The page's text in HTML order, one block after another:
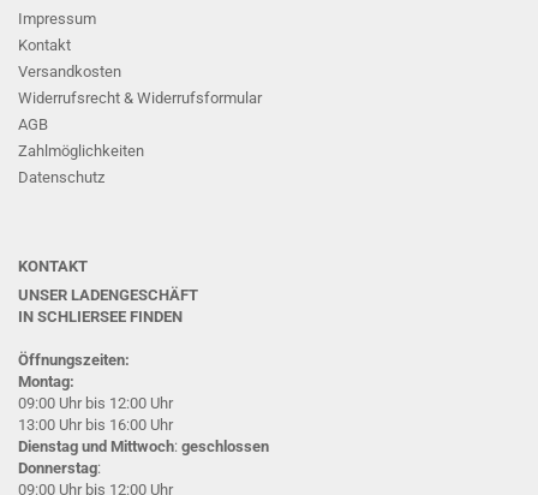
Impressum
Kontakt
Versandkosten
Widerrufsrecht & Widerrufsformular
AGB
Zahlmöglichkeiten
Datenschutz
KONTAKT
UNSER LADENGESCHÄFT
IN SCHLIERSEE FINDEN
Öffnungszeiten:
Montag:
09:00 Uhr bis 12:00 Uhr
13:00 Uhr bis 16:00 Uhr
Dienstag und Mittwoch: geschlossen
Donnerstag:
09:00 Uhr bis 12:00 Uhr